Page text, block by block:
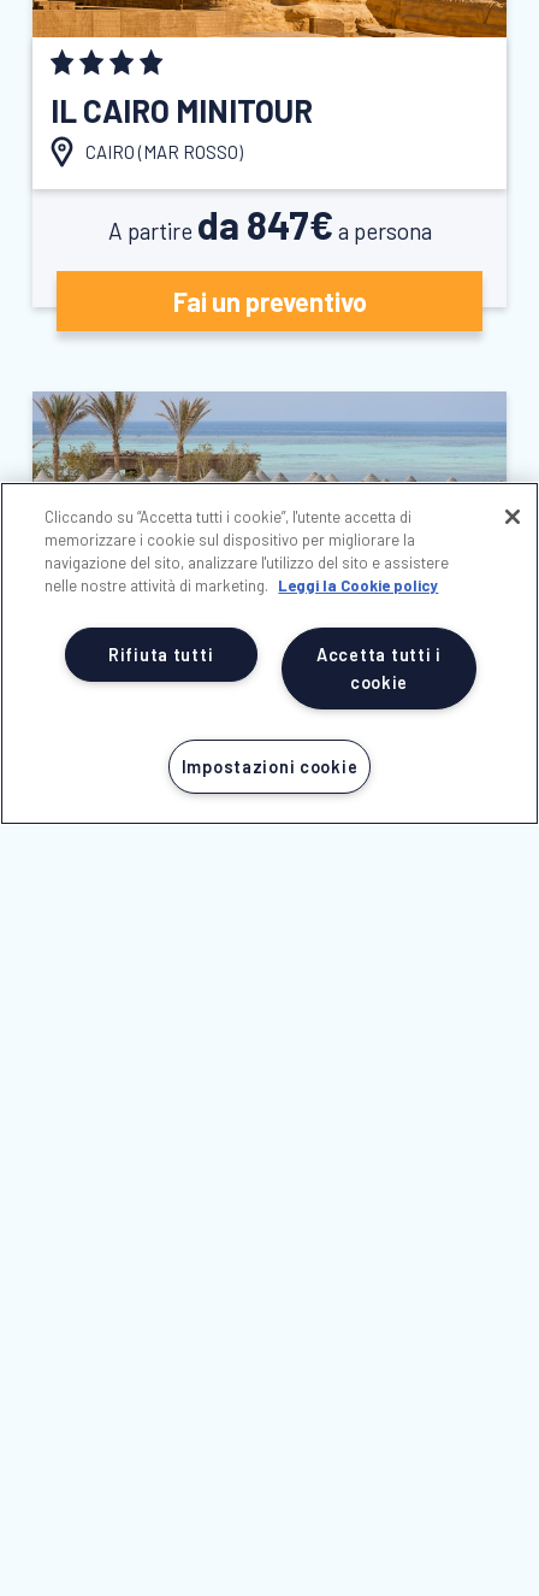
IL CAIRO MINITOUR
CAIRO (MAR ROSSO)
A partire da 847€ a persona
Fai un preventivo
Garden Dream
Lagoon
Mersa Nakari (MARSA ALAM)
Cliccando su “Accetta tutti i cookie”, l'utente accetta di
memorizzare i cookie sul dispositivo per migliorare la
navigazione del sito, analizzare l'utilizzo del sito e assistere
nelle nostre attività di marketing.
Leggi la Cookie policy
Accetta tutti i
cookie
Rifiuta tutti
Impostazioni cookie